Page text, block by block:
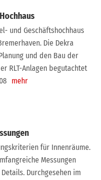
und Geschäftshochhaus
Die Dekra
und den Bau der
RLT-Anlagen begutachtet
mehr
für Innenräume.
Messungen
Durchgesehen im